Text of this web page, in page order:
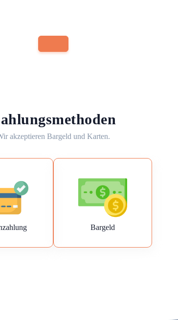
akzeptieren Bargeld und Karten.
Bargeld